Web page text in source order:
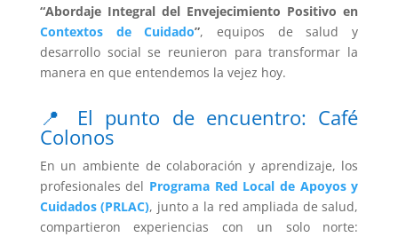
“Abordaje Integral del Envejecimiento Positivo en
Contextos de Cuidado”, equipos de salud y
desarrollo social se reunieron para transformar la
manera en que entendemos la vejez hoy.
📍 El punto de encuentro: Café
Colonos
En un ambiente de colaboración y aprendizaje, los
profesionales del Programa Red Local de Apoyos y
Cuidados (PRLAC), junto a la red ampliada de salud,
compartieron experiencias con un solo norte: